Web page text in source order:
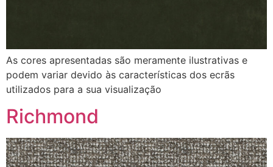
As cores apresentadas são meramente ilustrativas e
podem variar devido às características dos ecrãs
utilizados para a sua visualização
Richmond